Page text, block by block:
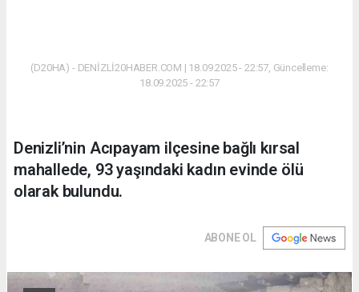
(D20HA) - DENİZLİ20HABER.COM | 18.09.2025 - 22:57, Güncelleme:
18.09.2025 - 22:57
Denizli’nin Acıpayam ilçesine bağlı kırsal
mahallede, 93 yaşındaki kadın evinde ölü
olarak bulundu.
ABONE OL